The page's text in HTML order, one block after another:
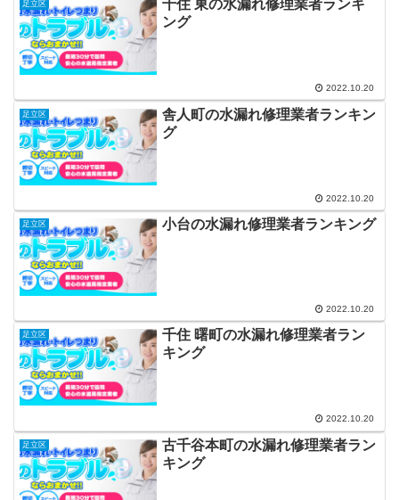
足立区
千住 東の水漏れ修理業者ランキ
ング
2022.10.20
足立区
舎人町の水漏れ修理業者ランキン
グ
2022.10.20
足立区 小台の水漏れ修理業者ランキング
2022.10.20
足立区
千住 曙町の水漏れ修理業者ラン
キング
2022.10.20
足立区
古千谷本町の水漏れ修理業者ラン
キング